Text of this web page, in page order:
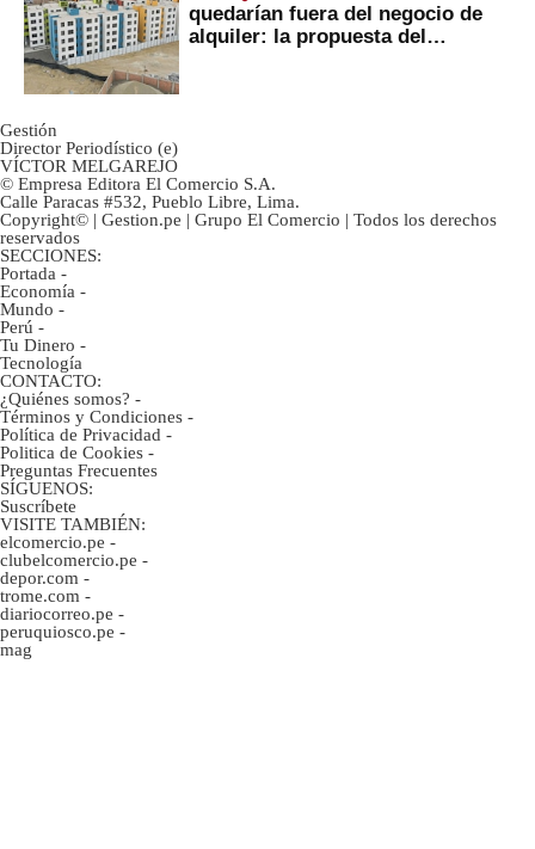
quedarían fuera del negocio de
alquiler: la propuesta del
Gestión
Director Periodístico (e)
VÍCTOR MELGAREJO
© Empresa Editora El Comercio S.A.
Calle Paracas #532, Pueblo Libre, Lima.
Copyright© | Gestion.pe | Grupo El Comercio | Todos los derechos
reservados
SECCIONES:
Portada -
Economía -
Mundo -
Perú -
Tu Dinero -
Tecnología
CONTACTO:
¿Quiénes somos? -
Términos y Condiciones -
Política de Privacidad -
Politica de Cookies -
Preguntas Frecuentes
SÍGUENOS:
Suscríbete
VISITE TAMBIÉN:
elcomercio.pe -
clubelcomercio.pe -
depor.com -
trome.com -
diariocorreo.pe -
peruquiosco.pe -
mag